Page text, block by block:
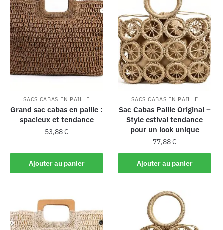
SACS CABAS EN PAILLE
Grand sac cabas en paille :
spacieux et tendance
53,88€
Ajouter au panier
SACS CABAS EN PAILLE
Sac Cabas Paille Original –
Style estival tendance
pour un look unique
77,88€
Ajouter au panier